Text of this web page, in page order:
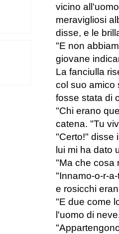
vicino
meravigliosi
disse, e le
"E non
giovane
La fanciulla
col suo amico
fosse stata di
"Chi erano
catena. "Tu
"Certo!" disse
lui mi ha dato
"Ma che cosa
"Innamo-o-r-
e rosicchi
"E due come
l'uomo di